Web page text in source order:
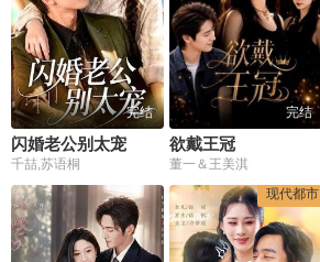
完结
闪婚老公别太宠
千喆,苏语桐
完结
欲戴王冠
董一＆王美淇
现代都市